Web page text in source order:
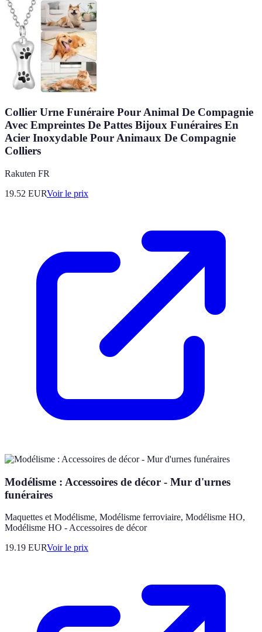
Collier Urne Funéraire Pour Animal De Compagnie
Avec Empreintes De Pattes Bijoux Funéraires En
Acier Inoxydable Pour Animaux De Compagnie
Colliers
Rakuten FR
19.52 EURVoir le prix
Modélisme : Accessoires de décor - Mur d'urnes
funéraires
Maquettes et Modélisme, Modélisme ferroviaire, Modélisme HO,
Modélisme HO - Accessoires de décor
19.19 EURVoir le prix